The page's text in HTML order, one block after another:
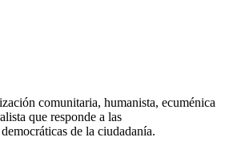
comunitaria, humanista, ecuménica
que responde a las
de la ciudadanía.